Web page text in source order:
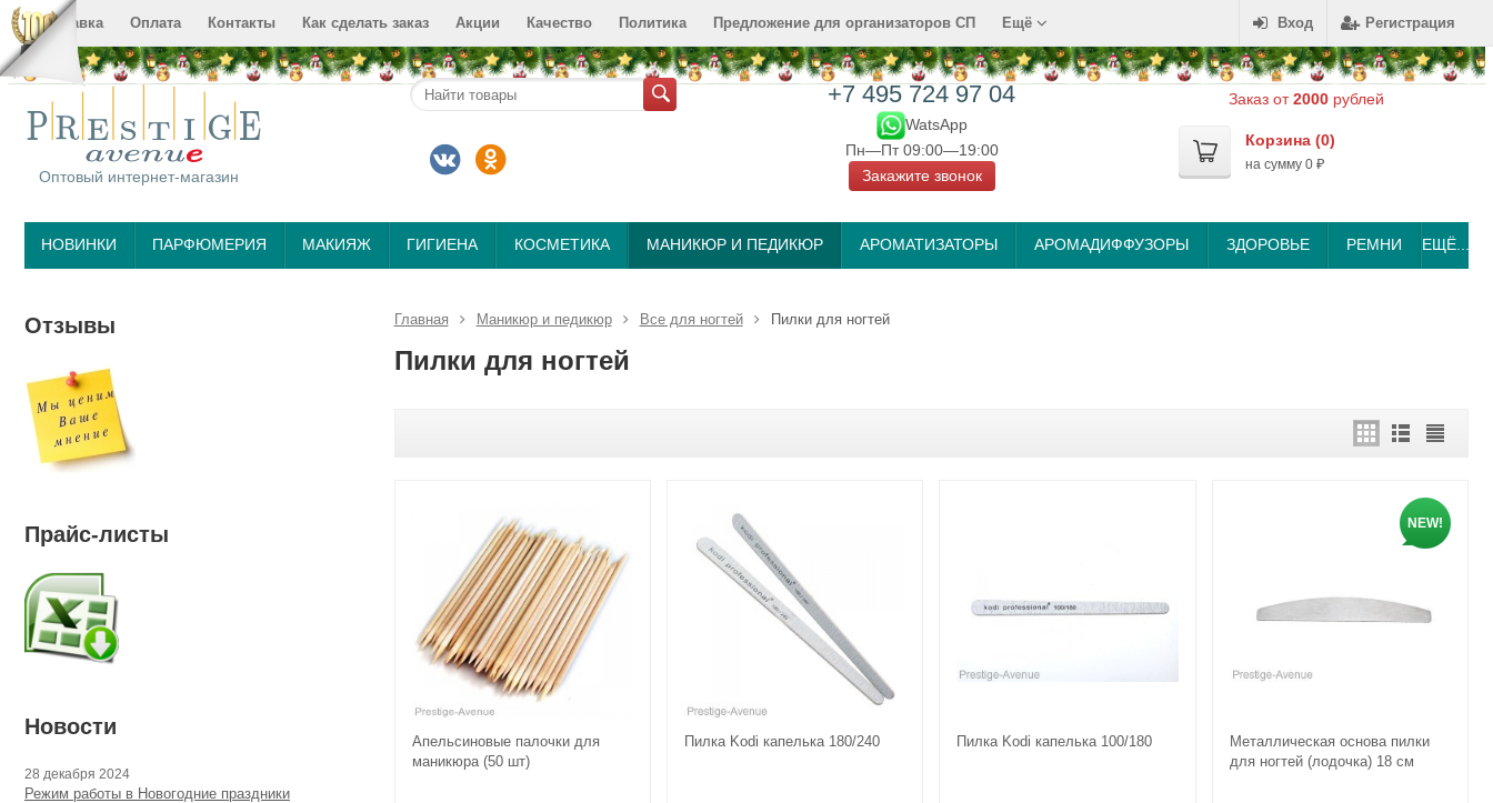
Вход Регистрация
Доставка Оплата Контакты Как сделать заказ Акции Качество Политика Предложение для организаторов СП Ещё
Оптовый интернет-магазин
+7 495 724 97 04
WatsApp
Пн—Пт 09:00—19:00
Закажите звонок
Заказ от2000 рублей
Корзина (0)
на сумму 0 ₽
НОВИНКИ ПАРФЮМЕРИЯ МАКИЯЖ ГИГИЕНА КОСМЕТИКА МАНИКЮР И ПЕДИКЮР АРОМАТИЗАТОРЫ АРОМАДИФФУЗОРЫ ЗДОРОВЬЕ РЕМНИ ЕЩЁ...
Главная Маникюр и педикюр Все для ногтей Пилки для ногтей
Пилки для ногтей
Апельсиновые палочки для
маникюра (50 шт)
Пилка Kodi капелька 180/240 Пилка Kodi капелька 100/180
NEW!
Металлическая основа пилки
для ногтей (лодочка) 18 см
Отзывы
Прайс-листы
Новости
28 декабря 2024
Режим работы в Новогодние праздники